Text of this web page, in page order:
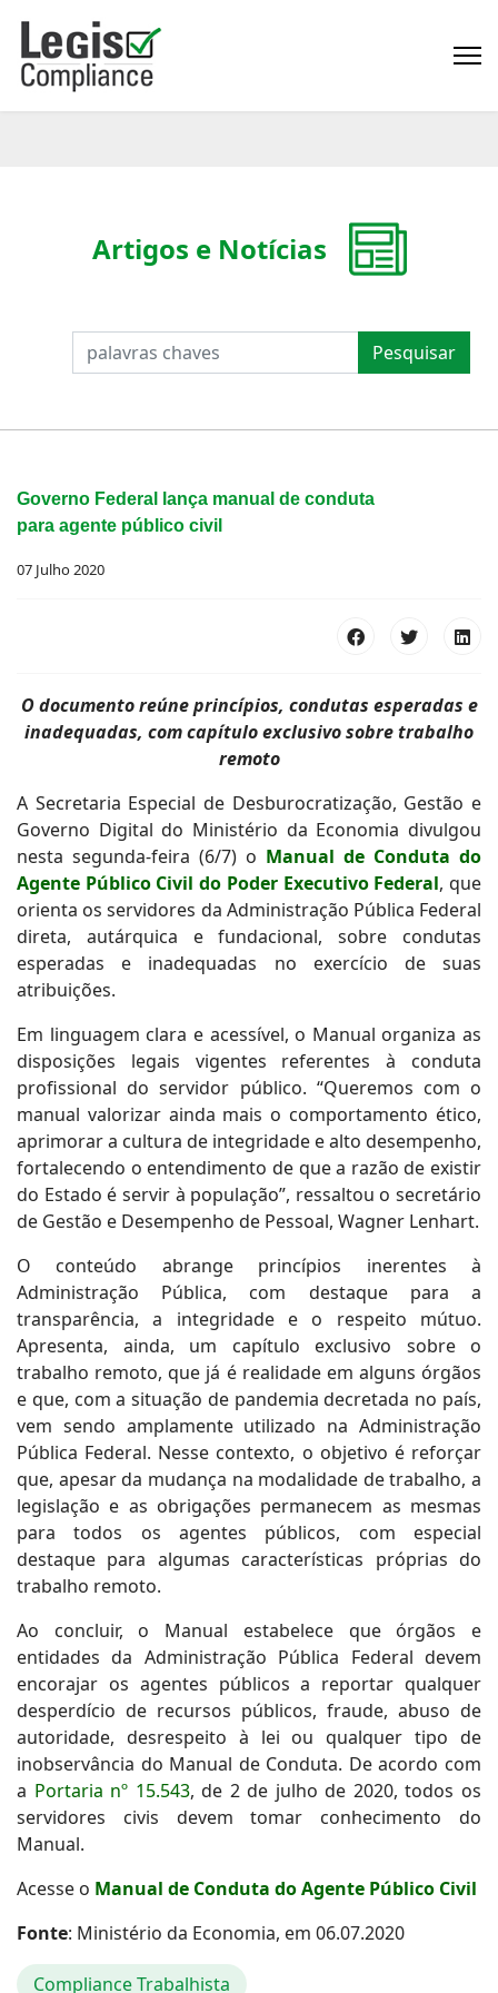
PESQUISAR Pesquisar
Artigos e Notícias
Governo Federal lança manual de conduta
para agente público civil
07 Julho 2020
O documento reúne princípios, condutas esperadas e
inadequadas, com capítulo exclusivo sobre trabalho
remoto
A Secretaria Especial de Desburocratização, Gestão e
Governo Digital do Ministério da Economia divulgou
nesta segunda-feira (6/7) o Manual de Conduta do
Agente Público Civil do Poder Executivo Federal, que
orienta os servidores da Administração Pública Federal
direta, autárquica e fundacional, sobre condutas
esperadas e inadequadas no exercício de suas
atribuições.
Em linguagem clara e acessível, o Manual organiza as
disposições legais vigentes referentes à conduta
profissional do servidor público. “Queremos com o
manual valorizar ainda mais o comportamento ético,
aprimorar a cultura de integridade e alto desempenho,
fortalecendo o entendimento de que a razão de existir
do Estado é servir à população”, ressaltou o secretário
de Gestão e Desempenho de Pessoal, Wagner Lenhart.
O conteúdo abrange princípios inerentes à
Administração Pública, com destaque para a
transparência, a integridade e o respeito mútuo.
Apresenta, ainda, um capítulo exclusivo sobre o
trabalho remoto, que já é realidade em alguns órgãos
e que, com a situação de pandemia decretada no país,
vem sendo amplamente utilizado na Administração
Pública Federal. Nesse contexto, o objetivo é reforçar
que, apesar da mudança na modalidade de trabalho, a
legislação e as obrigações permanecem as mesmas
para todos os agentes públicos, com especial
destaque para algumas características próprias do
trabalho remoto.
Ao concluir, o Manual estabelece que órgãos e
entidades da Administração Pública Federal devem
encorajar os agentes públicos a reportar qualquer
desperdício de recursos públicos, fraude, abuso de
autoridade, desrespeito à lei ou qualquer tipo de
inobservância do Manual de Conduta. De acordo com
a Portaria nº 15.543, de 2 de julho de 2020, todos os
servidores civis devem tomar conhecimento do
Manual.
Acesse o Manual de Conduta do Agente Público Civil
Fonte: Ministério da Economia, em 06.07.2020
Compliance Trabalhista